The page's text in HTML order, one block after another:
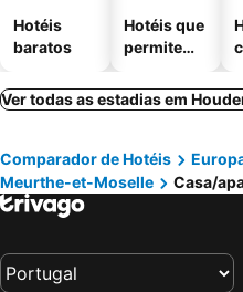
Hotéis
baratos
Hotéis que
permitem
Ver todas as estadias em
Comparador de Hotéis
Meurthe-et-Moselle
Casa/